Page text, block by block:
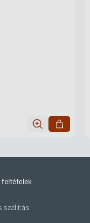
feltételek
szállítás